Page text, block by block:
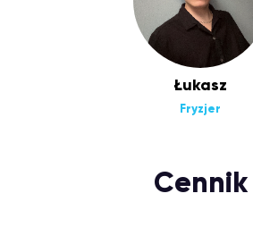
Łukasz
Fryzjer
Cennik